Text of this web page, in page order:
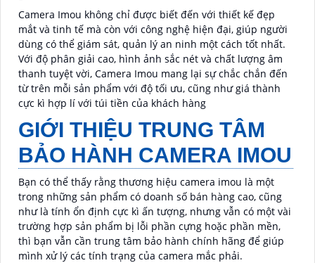
Camera Imou không chỉ được biết đến với thiết kế đẹp
mắt và tinh tế mà còn với công nghệ hiện đại, giúp người
dùng có thể giám sát, quản lý an ninh một cách tốt nhất.
Với độ phân giải cao, hình ảnh sắc nét và chất lượng âm
thanh tuyệt vời, Camera Imou mang lại sự chắc chắn đến
từ trên mỗi sản phẩm với độ tối ưu, cũng như giá thành
cực kì hợp lí với túi tiền của khách hàng
GIỚI THIỆU TRUNG TÂM
BẢO HÀNH CAMERA IMOU
Bạn có thể thấy rằng thương hiệu camera imou là một
trong những sản phẩm có doanh số bán hàng cao, cũng
như là tính ổn định cực kì ấn tượng, nhưng vẫn có một vài
trường hợp sản phẩm bị lỗi phần cựng hoặc phần mền,
thì bạn vẫn cần trung tâm bảo hành chính hãng để giúp
mình xử lý các tính trạng của camera mắc phải.